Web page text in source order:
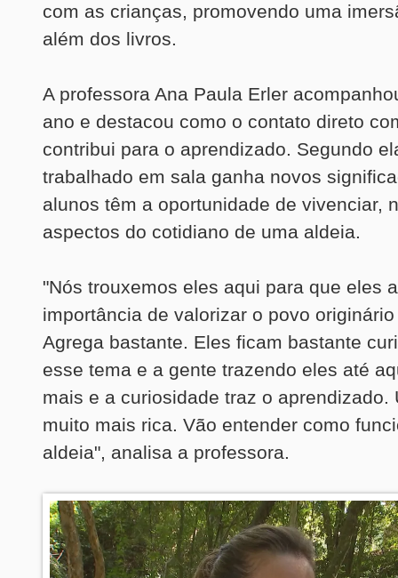
com as crianças, promovendo uma
além dos livros.
A professora Ana Paula Erler
ano e destacou como o contato direto
contribui para o aprendizado. Segundo
trabalhado em sala ganha novos
alunos têm a oportunidade de vivenciar,
aspectos do cotidiano de uma aldeia.
"Nós trouxemos eles aqui para que eles
importância de valorizar o povo
Agrega bastante. Eles ficam bastante
esse tema e a gente trazendo eles até
mais e a curiosidade traz o aprendizado.
muito mais rica. Vão entender como
aldeia", analisa a professora.